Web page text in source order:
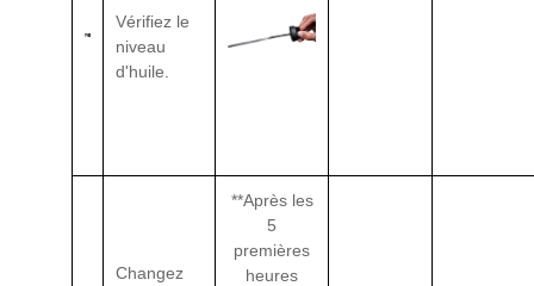
Vérifiez le
niveau
d'huile.
Changez
**Après les
5
premières
heures